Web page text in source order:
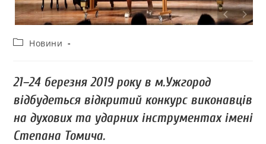
Новини
21–24 березня 2019 року в м.Ужгород
відбудеться відкритий конкурс виконавців
на духових та ударних інструментах імені
Степана Томича.